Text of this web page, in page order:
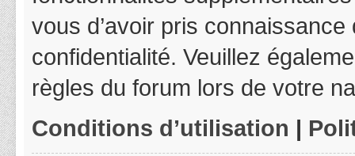
vous d’avoir pris
confidentialité. Veuillez
règles du forum lors de votre
Conditions d’utilisation |